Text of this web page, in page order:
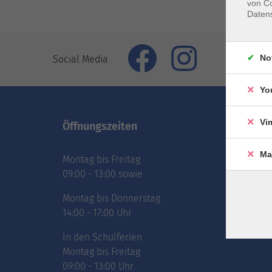
Social Media
Öffnungszeiten
Montag bis Freitag
09:00 - 13:00 sowie
Montag bis Donnerstag
14:00 - 17:00 Uhr
In den Schulferien
Montag bis Freitag
09:00 - 13:00 Uhr
von